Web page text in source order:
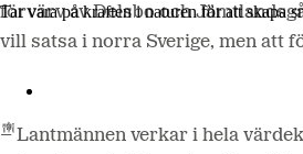
Tar vara på kraften i naturen för att skapa
förvärv av Delsbo och
vill satsa i norra Sverige, men att
– Lantmännen verkar i hela